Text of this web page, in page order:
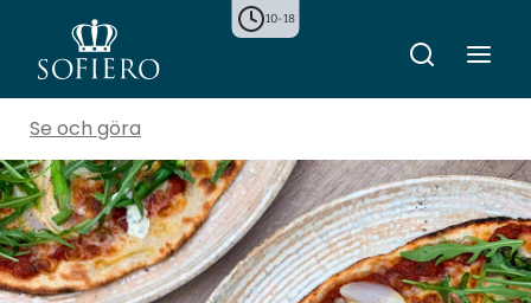
10-18
Se och göra